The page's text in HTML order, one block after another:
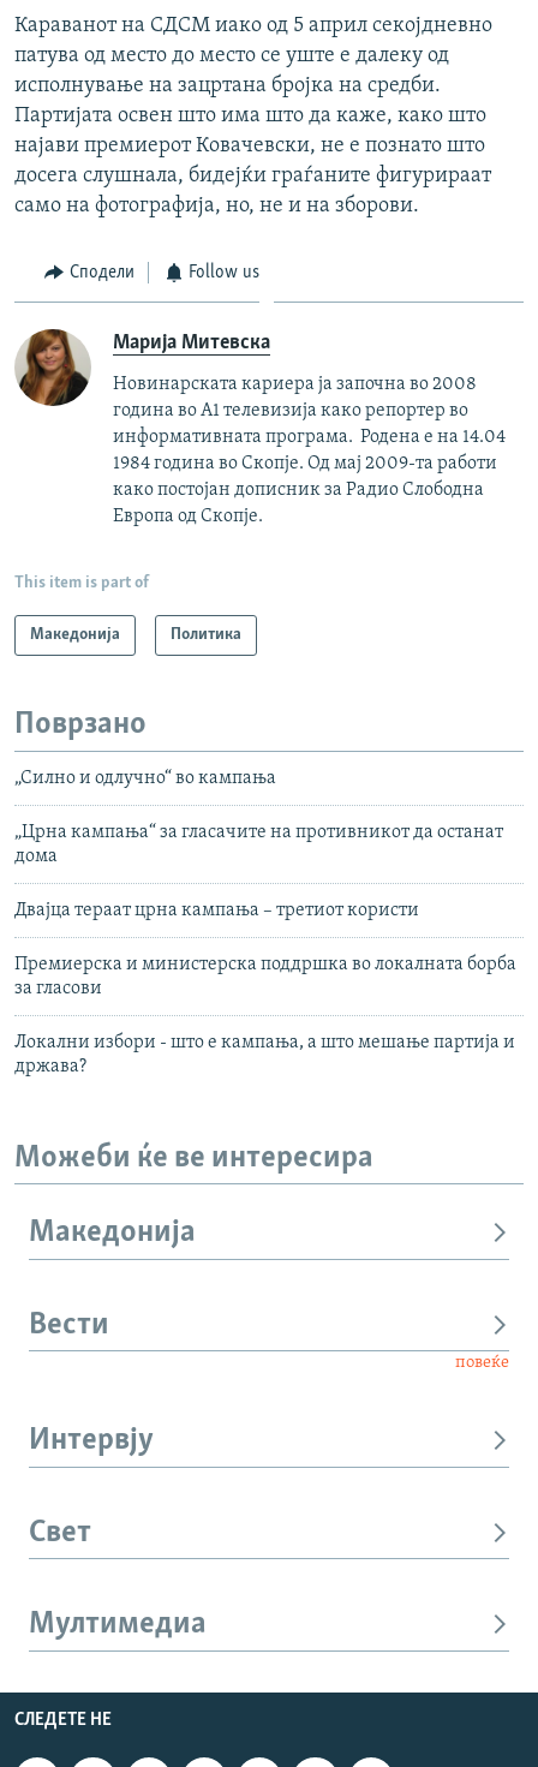
Караванот на СДСМ иако од 5 април секојдневно
патува од место до место се уште е далеку од
исполнување на зацртана бројка на средби.
Партијата освен што има што да каже, како што
најави премиерот Ковачевски, не е познато што
досега слушнала, бидејќи граѓаните фигурираат
само на фотографија, но, не и на зборови.
Сподели Follow us
Марија Митевска
Новинарската кариера ја започна во 2008
година во А1 телевизија како репортер во
информативната програма. Родена е на 14.04
1984 година во Скопје. Од мај 2009-та работи
како постојан дописник за Радио Слободна
Европа од Скопје.
This item is part of
Македонија Политика
Поврзано
„Силно и одлучно“ во кампања
„Црна кампања“ за гласачите на противникот да останат
дома
Двајца тераат црна кампања – третиот користи
Премиерска и министерска поддршка во локалната борба
за гласови
Локални избори - што е кампања, а што мешање партија и
држава?
Можеби ќе ве интересира
Македонија
Вести
повеќе
Интервју
Свет
Мултимедиа
СЛЕДЕТЕ НЕ